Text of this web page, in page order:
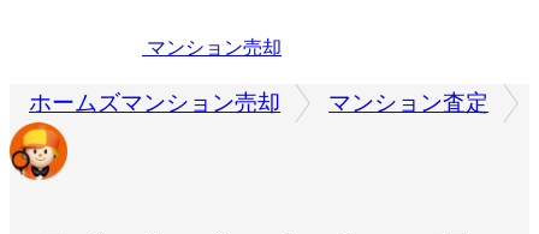
マンション売却
ホームズマンション売却 マンション査定